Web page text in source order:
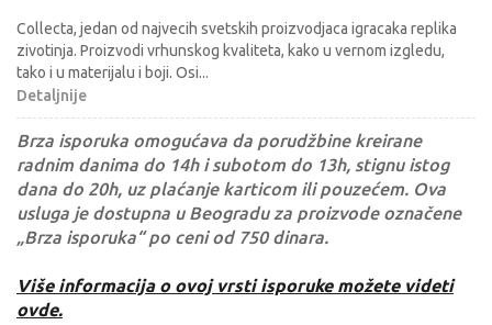
Collecta, jedan od najvecih svetskih proizvodjaca igracaka replika
zivotinja. Proizvodi vrhunskog kvaliteta, kako u vernom izgledu,
tako i u materijalu i boji. Osi...
Detaljnije
Brza isporuka omogućava da porudžbine kreirane
radnim danima do 14h i subotom do 13h, stignu istog
dana do 20h, uz plaćanje karticom ili pouzećem. Ova
usluga je dostupna u Beogradu za proizvode označene
„Brza isporuka“ po ceni od 750 dinara.
Više informacija o ovoj vrsti isporuke možete videti
ovde.